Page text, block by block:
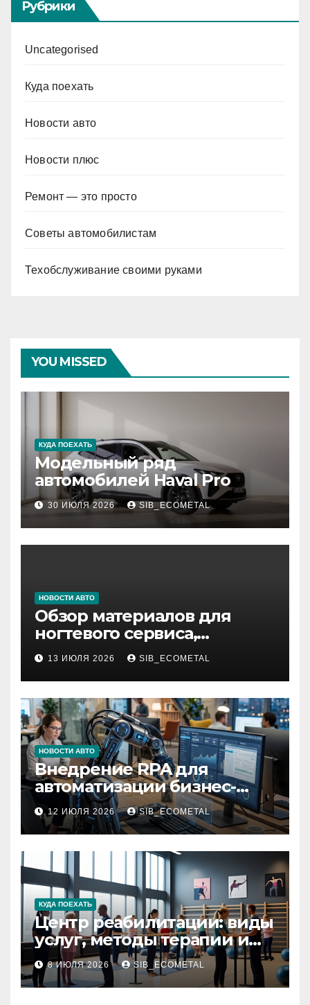
Рубрики
Uncategorised
Куда поехать
Новости авто
Новости плюс
Ремонт — это просто
Советы автомобилистам
Техобслуживание своими руками
YOU MISSED
КУДА ПОЕХАТЬ
Модельный ряд
автомобилей Haval Pro
30 ИЮЛЯ 2026 SIB_ECOMETAL
НОВОСТИ АВТО
Обзор материалов для
ногтевого сервиса,
наращивания ресниц и
депиляции
13 ИЮЛЯ 2026 SIB_ECOMETAL
НОВОСТИ АВТО
Внедрение RPA для
автоматизации бизнес-
процессов
12 ИЮЛЯ 2026 SIB_ECOMETAL
КУДА ПОЕХАТЬ
Центр реабилитации: виды
услуг, методы терапии и
критерии качества
8 ИЮЛЯ 2026 SIB_ECOMETAL